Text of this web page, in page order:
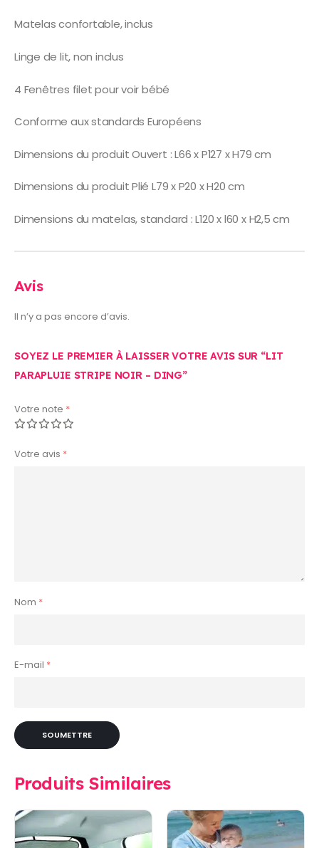
Matelas confortable, inclus
Linge de lit, non inclus
4 Fenêtres filet pour voir bébé
Conforme aux standards Européens
Dimensions du produit Ouvert : L66 x P127 x H79 cm
Dimensions du produit Plié L79 x P20 x H20 cm
Dimensions du matelas, standard : L120 x l60 x H2,5 cm
Avis
Il n’y a pas encore d’avis.
SOYEZ LE PREMIER À LAISSER VOTRE AVIS SUR “LIT
PARAPLUIE STRIPE NOIR – DING”
Votre note *
Votre avis *
Nom *
E-mail *
Produits Similaires